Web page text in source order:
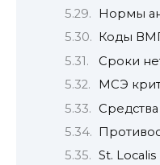
Нормы
Коды
Сроки
МСЭ
St. Localis